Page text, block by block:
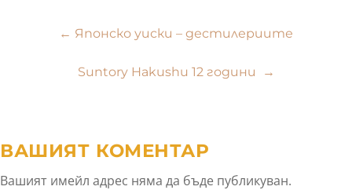
Навигация
← Японско уиски – дестилериите
Suntory Hakushu 12 години →
ВАШИЯТ КОМЕНТАР
Вашият имейл адрес няма да бъде публикуван.